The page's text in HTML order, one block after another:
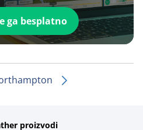
ga besplatno
proizvodi